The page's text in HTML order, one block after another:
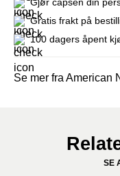
Gratis frakt på
100 dagers åpent
Se mer fra American
SE